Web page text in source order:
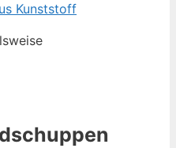
Kunststoff